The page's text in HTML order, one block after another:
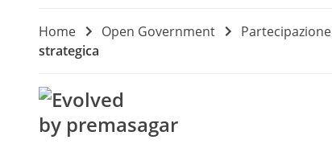
Home Open Government
strategica
by premasagar